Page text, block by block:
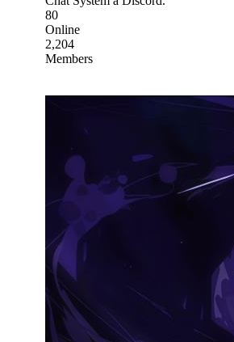
80
Online
2,204
Members